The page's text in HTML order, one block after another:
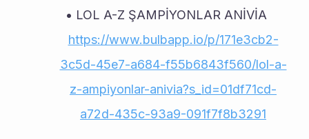
https://www.bulbapp.io/p/171e3cb2-
3c5d-45e7-a684-f55b6843f560/lol-a-
z-ampiyonlar-anivia?s_id=01df71cd-
a72d-435c-93a9-091f7f8b3291